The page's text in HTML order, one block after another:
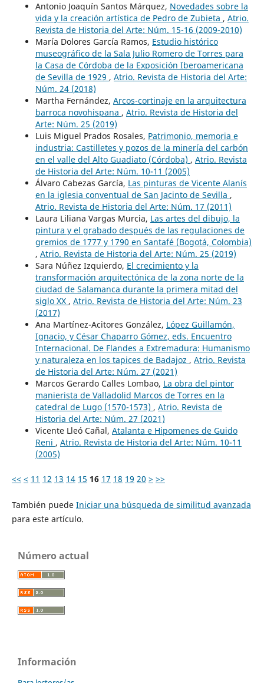
Antonio Joaquín Santos Márquez, Novedades sobre la
vida y la creación artística de Pedro de Zubieta , Atrio.
Revista de Historia del Arte: Núm. 15-16 (2009-2010)
María Dolores García Ramos, Estudio histórico
museográfico de la Sala Julio Romero de Torres para
la Casa de Córdoba de la Exposición Iberoamericana
de Sevilla de 1929 , Atrio. Revista de Historia del Arte:
Núm. 24 (2018)
Martha Fernández, Arcos-cortinaje en la arquitectura
barroca novohispana , Atrio. Revista de Historia del
Arte: Núm. 25 (2019)
Luis Miguel Prados Rosales, Patrimonio, memoria e
industria: Castilletes y pozos de la minería del carbón
en el valle del Alto Guadiato (Córdoba) , Atrio. Revista
de Historia del Arte: Núm. 10-11 (2005)
Álvaro Cabezas García, Las pinturas de Vicente Alanís
en la iglesia conventual de San Jacinto de Sevilla ,
Atrio. Revista de Historia del Arte: Núm. 17 (2011)
Laura Liliana Vargas Murcia, Las artes del dibujo, la
pintura y el grabado después de las regulaciones de
gremios de 1777 y 1790 en Santafé (Bogotá, Colombia)
, Atrio. Revista de Historia del Arte: Núm. 25 (2019)
Sara Núñez Izquierdo, El crecimiento y la
transformación arquitectónica de la zona norte de la
ciudad de Salamanca durante la primera mitad del
siglo XX , Atrio. Revista de Historia del Arte: Núm. 23
(2017)
Ana Martínez-Acitores González, López Guillamón,
Ignacio, y César Chaparro Gómez, eds. Encuentro
Internacional. De Flandes a Extremadura: Humanismo
y naturaleza en los tapices de Badajoz , Atrio. Revista
de Historia del Arte: Núm. 27 (2021)
Marcos Gerardo Calles Lombao, La obra del pintor
manierista de Valladolid Marcos de Torres en la
catedral de Lugo (1570-1573) , Atrio. Revista de
Historia del Arte: Núm. 27 (2021)
Vicente Lleó Cañal, Atalanta e Hipomenes de Guido
Reni , Atrio. Revista de Historia del Arte: Núm. 10-11
(2005)
<< < 11 12 13 14 15 16 17 18 19 20 > >>
También puede Iniciar una búsqueda de similitud avanzada
para este artículo.
Número actual
Información